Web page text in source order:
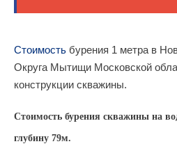
Стоимость бурения 1 метра в
Округа Мытищи Московской
конструкции скважины.
Стоимость бурения скважины на
глубину 79м.